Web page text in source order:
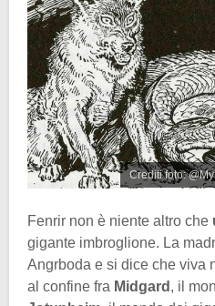
Crediti foto:
Fenrir non è niente altro che
gigante imbroglione. La
Angrboda e si dice che viva
al confine fra Midgard , il